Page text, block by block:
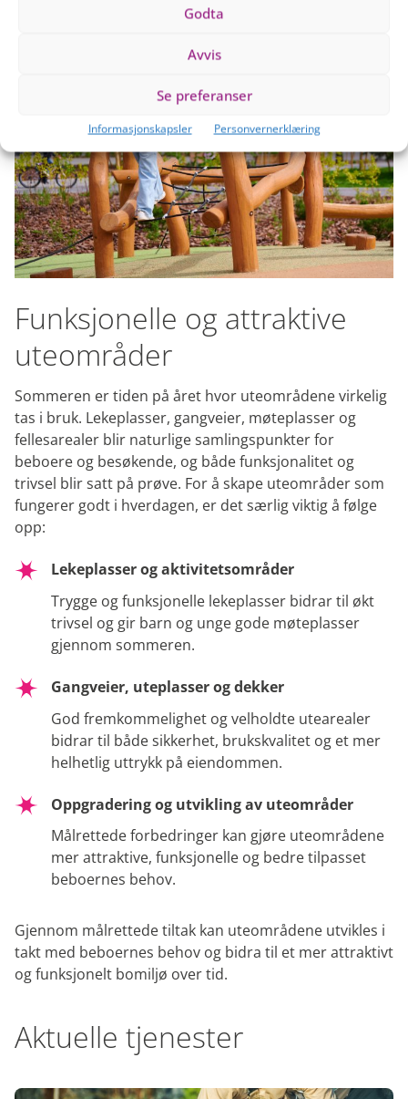
Godta
Avvis
Se preferanser
Informasjonskapsler Personvernerklæring
Funksjonelle og attraktive
uteområder
Sommeren er tiden på året hvor uteområdene virkelig
tas i bruk. Lekeplasser, gangveier, møteplasser og
fellesarealer blir naturlige samlingspunkter for
beboere og besøkende, og både funksjonalitet og
trivsel blir satt på prøve. For å skape uteområder som
fungerer godt i hverdagen, er det særlig viktig å følge
opp:
Lekeplasser og aktivitetsområder
Trygge og funksjonelle lekeplasser bidrar til økt
trivsel og gir barn og unge gode møteplasser
gjennom sommeren.
Gangveier, uteplasser og dekker
God fremkommelighet og velholdte utearealer
bidrar til både sikkerhet, brukskvalitet og et mer
helhetlig uttrykk på eiendommen.
Oppgradering og utvikling av uteområder
Målrettede forbedringer kan gjøre uteområdene
mer attraktive, funksjonelle og bedre tilpasset
beboernes behov.
Gjennom målrettede tiltak kan uteområdene utvikles i
takt med beboernes behov og bidra til et mer attraktivt
og funksjonelt bomiljø over tid.
Aktuelle tjenester